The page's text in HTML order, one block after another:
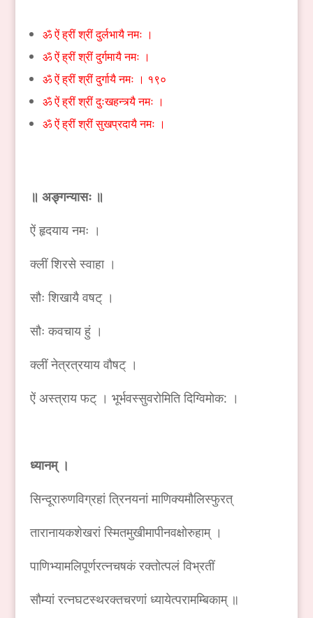
ॐ ऐं ह्रीं श्रीं दुर्लभायै नमः ।
ॐ ऐं ह्रीं श्रीं दुर्गमायै नमः ।
ॐ ऐं ह्रीं श्रीं दुर्गायै नमः । १९०
ॐ ऐं ह्रीं श्रीं दुःखहन्त्र्यै नमः ।
ॐ ऐं ह्रीं श्रीं सुखप्रदायै नमः ।
॥ अङ्गन्यासः ॥
ऐं हृदयाय नमः ।
क्लीं शिरसे स्वाहा ।
सौः शिखायै वषट् ।
सौः कवचाय हुं ।
क्लीं नेत्रत्रयाय वौषट् ।
ऐं अस्त्राय फट् । भूर्भवस्सुवरोमिति दिग्विमोक: ।
ध्यानम् ।
सिन्दूरारुणविग्रहां त्रिनयनां माणिक्यमौलिस्फुरत्
तारानायकशेखरां स्मितमुखीमापीनवक्षोरुहाम् ।
पाणिभ्यामलिपूर्णरत्नचषकं रक्तोत्पलं विभ्रतीं
सौम्यां रत्नघटस्थरक्तचरणां ध्यायेत्परामम्बिकाम् ॥